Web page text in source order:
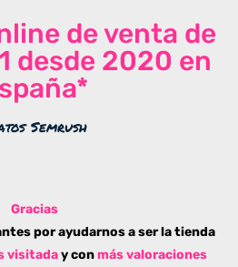
de venta de
desde 2020 en
Semrush
Gracias
por ayudarnos a ser la tienda
visitaday conmás valoraciones